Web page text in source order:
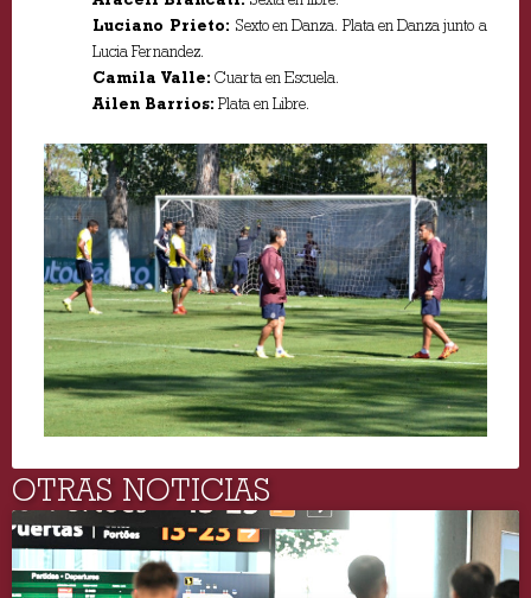
Luciano Prieto: Sexto en Danza. Plata en Danza junto a
Lucia Fernandez.
Camila Valle: Cuarta en Escuela.
Ailen Barrios: Plata en Libre.
OTRAS NOTICIAS